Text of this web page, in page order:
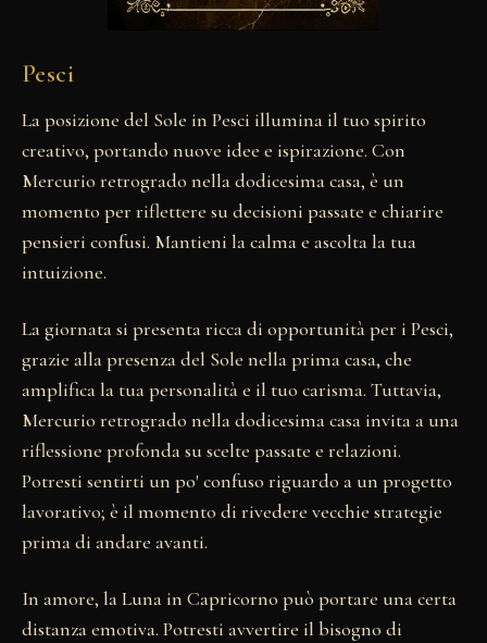
Pesci
La posizione del Sole in Pesci illumina il tuo spirito
creativo, portando nuove idee e ispirazione. Con
Mercurio retrogrado nella dodicesima casa, è un
momento per riflettere su decisioni passate e chiarire
pensieri confusi. Mantieni la calma e ascolta la tua
intuizione.
La giornata si presenta ricca di opportunità per i Pesci,
grazie alla presenza del Sole nella prima casa, che
amplifica la tua personalità e il tuo carisma. Tuttavia,
Mercurio retrogrado nella dodicesima casa invita a una
riflessione profonda su scelte passate e relazioni.
Potresti sentirti un po' confuso riguardo a un progetto
lavorativo; è il momento di rivedere vecchie strategie
prima di andare avanti.
In amore, la Luna in Capricorno può portare una certa
distanza emotiva. Potresti avvertire il bisogno di